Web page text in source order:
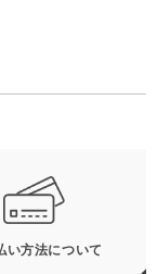
い方法について